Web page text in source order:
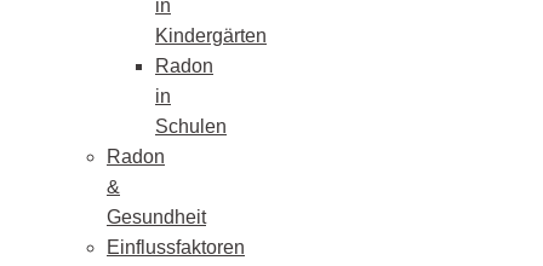
in
Kindergärten
Radon
in
Schulen
Radon
&
Gesundheit
Einflussfaktoren